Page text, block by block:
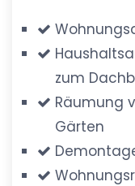
zum
Räumung
Gärten